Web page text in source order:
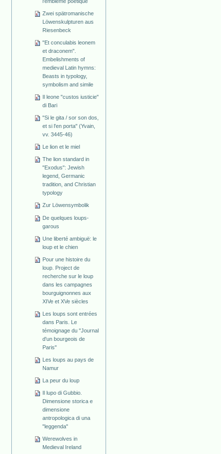
Zwei spätromanische
Löwenskulpturen aus
Riesenbeck
"Et conculabis leonem
et draconem".
Embelishments of
medieval Latin hymns:
Beasts in typology,
symbolism and simile
Il leone "custos iusticie"
di Bari
"Si le gita / sor son dos,
et si l'en porta" (Yvain,
vv. 3445-46)
Le lion et le miel
The lion standard in
"Exodus": Jewish
legend, Germanic
tradition, and Christian
typology
Zur Löwensymbolik
De quelques loups-
garous
Une liberté ambiguë: le
loup et le chien
Pour une histoire du
loup. Project de
recherche sur le loup
dans les campagnes
bourguignonnes aux
XIVe et XVe siècles
Les loups sont entrées
dans Paris. Le
témoignage du "Journal
d'un bourgeois de
Paris"
Les loups au pays de
Namur
La peur du loup
Il lupo di Gubbio.
Dimensione storica e
dimensione
antropologica di una
"leggenda"
Werewolves in
Medieval Ireland